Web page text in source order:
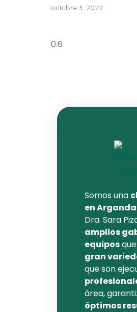
octubre 3, 2022
Somos una
en
Dra. Sara
amplios
equipos
gran
que son
área,
óptimos